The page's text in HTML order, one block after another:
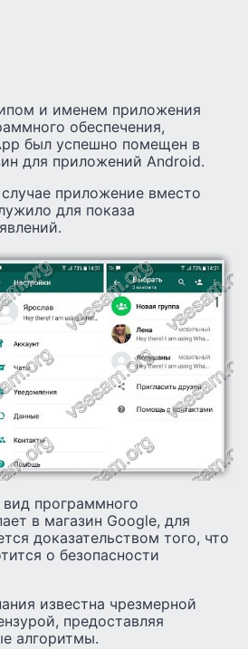
и именем приложения
обеспечения,
был успешно помещен в
для приложений Android.
приложение вместо
для показа
программного
в магазин Google, для
доказательством того, что
о безопасности
известна чрезмерной
предоставляя
алгоритмы.